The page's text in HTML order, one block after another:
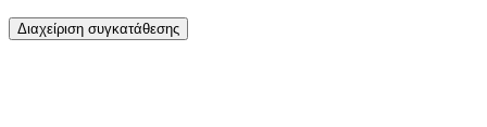
Διαχείριση συγκατάθεσης